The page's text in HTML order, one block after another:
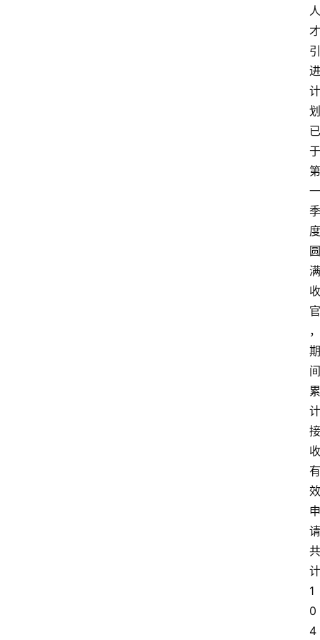
人
才
引
进
计
划
已
于
第
一
季
度
圆
满
收
官
，
期
间
累
计
接
收
有
效
申
请
共
计
1
0
4